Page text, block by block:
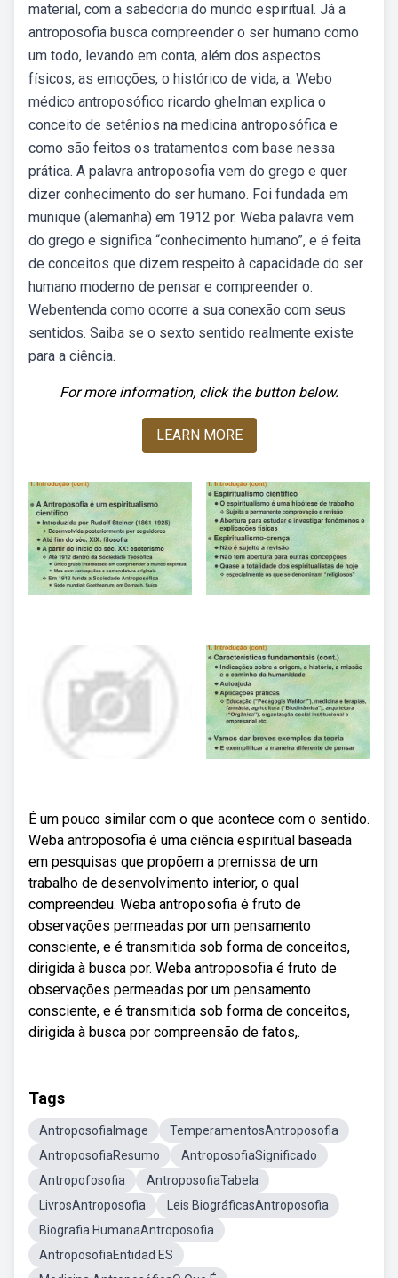
material, com a sabedoria do mundo espiritual. Já a
antroposofia busca compreender o ser humano como
um todo, levando em conta, além dos aspectos
físicos, as emoções, o histórico de vida, a. Webo
médico antroposófico ricardo ghelman explica o
conceito de setênios na medicina antroposófica e
como são feitos os tratamentos com base nessa
prática. A palavra antroposofia vem do grego e quer
dizer conhecimento do ser humano. Foi fundada em
munique (alemanha) em 1912 por. Weba palavra vem
do grego e significa “conhecimento humano”, e é feita
de conceitos que dizem respeito à capacidade do ser
humano moderno de pensar e compreender o.
Webentenda como ocorre a sua conexão com seus
sentidos. Saiba se o sexto sentido realmente existe
para a ciência.
For more information, click the button below.
LEARN MORE
É um pouco similar com o que acontece com o sentido.
Weba antroposofia é uma ciência espiritual baseada
em pesquisas que propõem a premissa de um
trabalho de desenvolvimento interior, o qual
compreendeu. Weba antroposofia é fruto de
observações permeadas por um pensamento
consciente, e é transmitida sob forma de conceitos,
dirigida à busca por. Weba antroposofia é fruto de
observações permeadas por um pensamento
consciente, e é transmitida sob forma de conceitos,
dirigida à busca por compreensão de fatos,.
Tags
AntroposofiaImage
TemperamentosAntroposofia
AntroposofiaResumo
AntroposofiaSignificado
Antropofosofia
AntroposofiaTabela
LivrosAntroposofia
Leis BiográficasAntroposofia
Biografia HumanaAntroposofia
AntroposofiaEntidad ES